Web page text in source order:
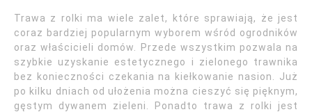
Trawa z rolki ma wiele zalet, które sprawiają, że jest
coraz bardziej popularnym wyborem wśród ogrodników
oraz właścicieli domów. Przede wszystkim pozwala na
szybkie uzyskanie estetycznego i zielonego trawnika
bez konieczności czekania na kiełkowanie nasion. Już
po kilku dniach od ułożenia można cieszyć się pięknym,
gęstym dywanem zieleni. Ponadto trawa z rolki jest